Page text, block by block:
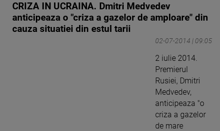
CRIZA IN UCRAINA. Dmitri Medvedev
anticipeaza o "criza a gazelor de amploare" din
cauza situatiei din estul tarii
02-07-2014 | 09:05
2 iulie 2014.
Premierul
Rusiei, Dmitri
Medvedev,
anticipeaza "o
criza a gazelor
de mare